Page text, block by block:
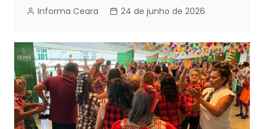
Informa Ceara 24 de junho de 2026